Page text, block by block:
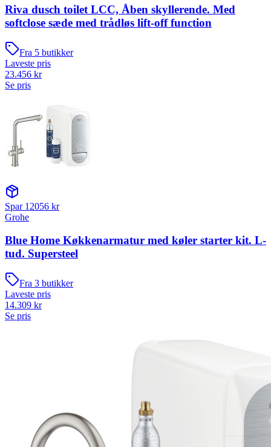
Riva dusch toilet LCC, Åben skyllerende. Med
softclose sæde med trådløs lift-off function
Fra 5 butikker
Laveste pris
23.456 kr
Se pris
Spar 12056 kr
Grohe
Blue Home Køkkenarmatur med køler starter kit. L-
tud. Supersteel
Fra 3 butikker
Laveste pris
14.309 kr
Se pris